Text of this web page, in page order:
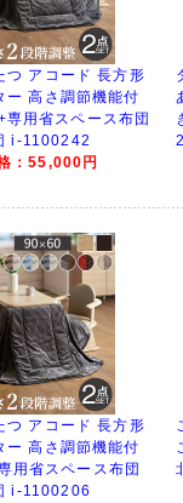
つ アコード 長方形
ー 高さ調節機能付
用省スペース布団
i-1100242
：55,000円
つ アコード 長方形
ー 高さ調節機能付
用省スペース布団
i-1100206